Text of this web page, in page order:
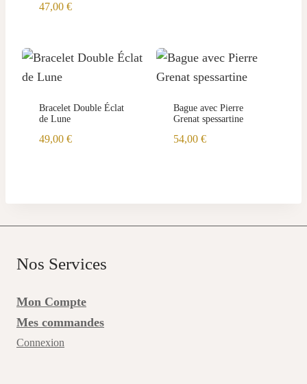
47,00 €
Bracelet Double Éclat
de Lune
49,00 €
Bague avec Pierre
Grenat spessartine
54,00 €
Nos Services
Mon Compte
Mes commandes
Connexion